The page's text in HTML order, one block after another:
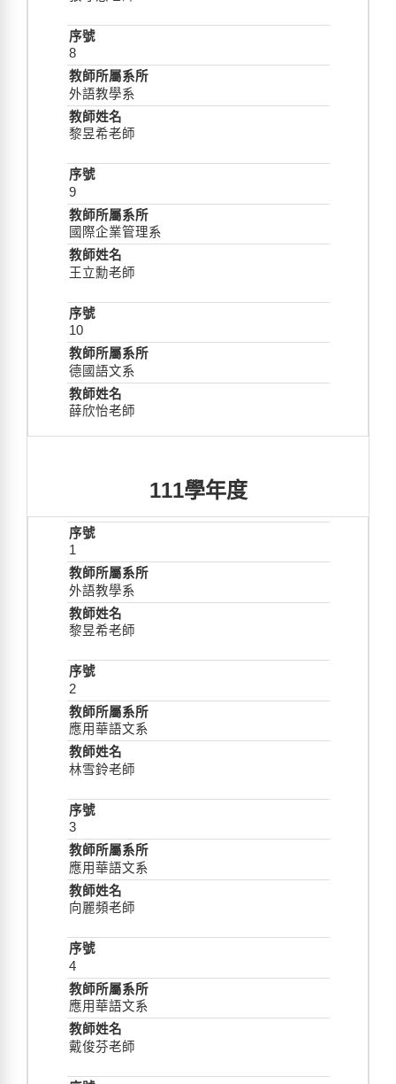
8
外語教學系
黎昱希老師
9
國際企業管理系
王立勳老師
10
德國語文系
薛欣怡老師
111學年度
1
外語教學系
黎昱希老師
2
應用華語文系
林雪鈴老師
3
應用華語文系
向麗頻老師
4
應用華語文系
戴俊芬老師